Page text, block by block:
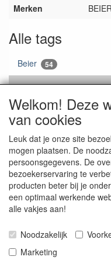
Merken
Alle tags
Beier 54
Welkom! Deze
van cookies
Leuk dat je onze site
mogen plaatsen. De
persoonsgegevens. De
bezoekerservaring te
producten beter bij je
een optimaal werkende
alle vakjes aan!
Noodzakelijk
Marketing